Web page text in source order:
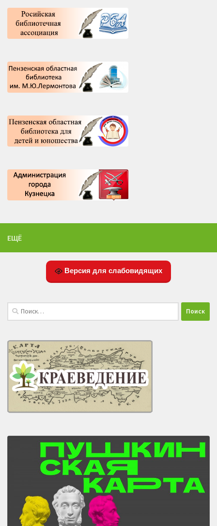
ЕЩЁ
Версия для слабовидящих
Найти: